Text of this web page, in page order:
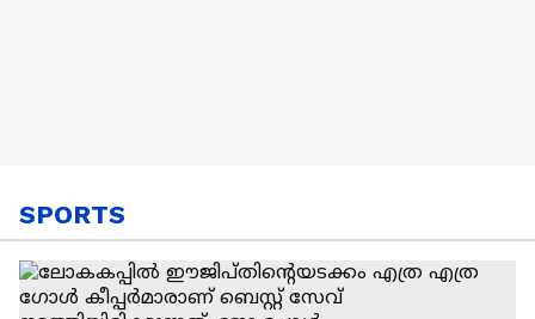
SPORTS